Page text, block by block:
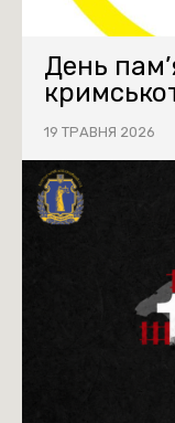
День
19 ТРАВНЯ 2026